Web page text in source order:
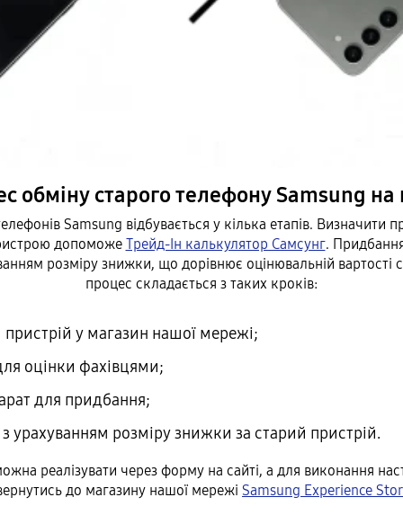
обміну старого телефону Samsung на
Samsung відбувається у кілька етапів. Визначити
допоможе Трейд-Ін калькулятор Самсунг.
розміру знижки, що дорівнює оцінювальній вартості
процес складається з таких кроків:
пристрій у магазин нашої мережі;
оцінки фахівцями;
для придбання;
з урахуванням розміру знижки за старий пристрій.
реалізувати через форму на сайті, а для виконання
до магазину нашої мережі Samsung Experience